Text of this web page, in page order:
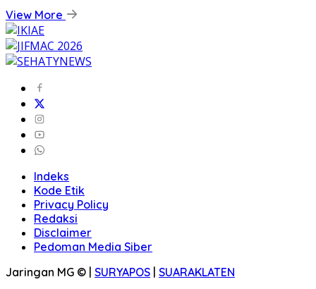
View More
Indeks
Kode Etik
Privacy Policy
Redaksi
Disclaimer
Pedoman Media Siber
Jaringan MG © | SURYAPOS | SUARAKLATEN